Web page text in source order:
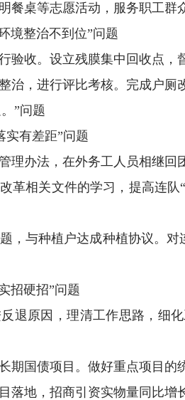
餐桌等志愿活动，服务职工群
境整治不到位”问题
验收。设立残膜集中回收点
治，进行评比考核。完成户厕
”问题
实有差距”问题
理办法，在外务工人员相继回
革相关文件的学习，提高连
，与种植户达成种植协议。
招硬招”问题
退原因，理清工作思路，细
期国债项目。做好重点项目的
落地，招商引资实物量同比增长